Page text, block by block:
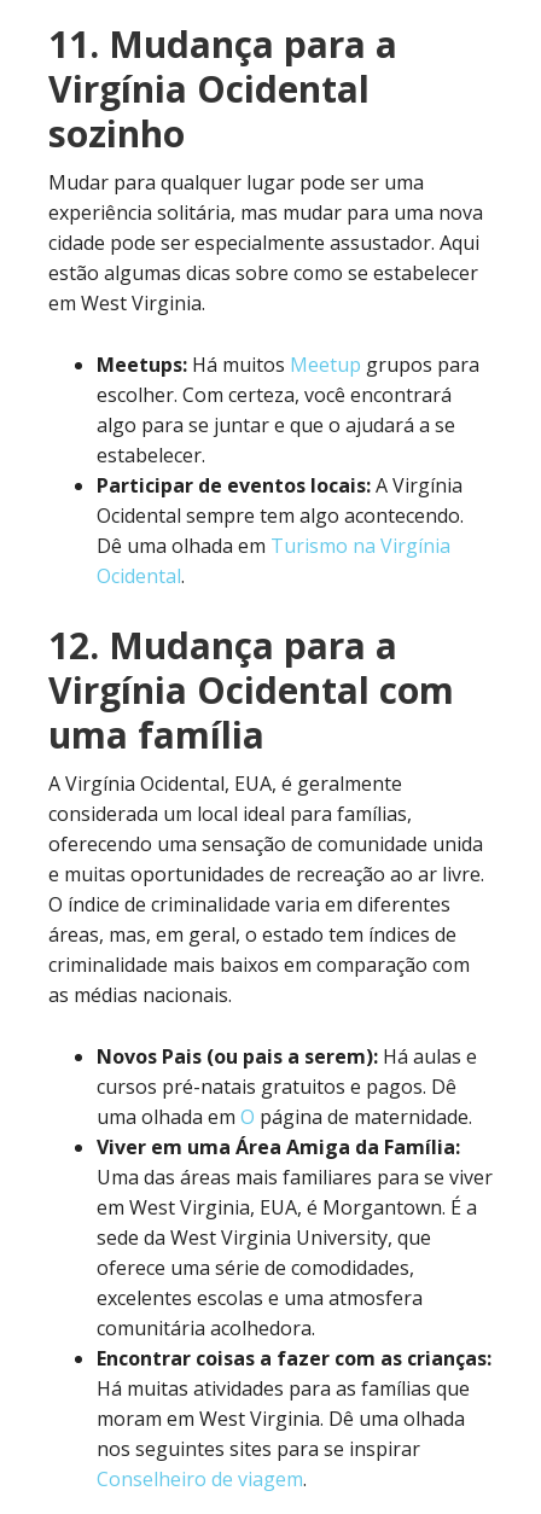
11. Mudança para a
Virgínia Ocidental
sozinho
Mudar para qualquer lugar pode ser uma
experiência solitária, mas mudar para uma nova
cidade pode ser especialmente assustador. Aqui
estão algumas dicas sobre como se estabelecer
em West Virginia.
Meetups: Há muitos Meetup grupos para
escolher. Com certeza, você encontrará
algo para se juntar e que o ajudará a se
estabelecer.
Participar de eventos locais:A Virgínia
Ocidental sempre tem algo acontecendo.
Dê uma olhada em Turismo na Virgínia
Ocidental.
12. Mudança para a
Virgínia Ocidental com
uma família
A Virgínia Ocidental, EUA, é geralmente
considerada um local ideal para famílias,
oferecendo uma sensação de comunidade unida
e muitas oportunidades de recreação ao ar livre.
O índice de criminalidade varia em diferentes
áreas, mas, em geral, o estado tem índices de
criminalidade mais baixos em comparação com
as médias nacionais.
Novos Pais (ou pais a serem): Há aulas e
cursos pré-natais gratuitos e pagos. Dê
uma olhada em O página de maternidade.
Viver em uma Área Amiga da Família:
Uma das áreas mais familiares para se viver
em West Virginia, EUA, é Morgantown. É a
sede da West Virginia University, que
oferece uma série de comodidades,
excelentes escolas e uma atmosfera
comunitária acolhedora.
Encontrar coisas a fazer com as crianças:
Há muitas atividades para as famílias que
moram em West Virginia. Dê uma olhada
nos seguintes sites para se inspirar
Conselheiro de viagem.